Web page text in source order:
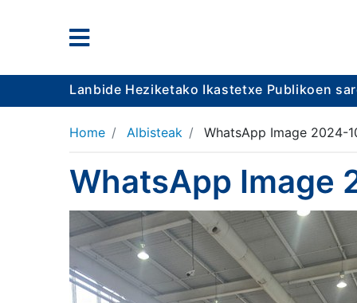
Lanbide Heziketako Ikastetxe Publikoen
Home Albisteak WhatsApp Image 2024-
WhatsApp Image